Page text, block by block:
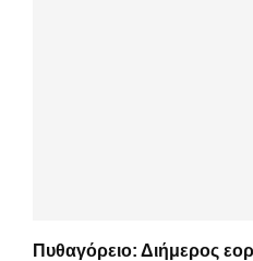
Πυθαγόρειο: Διήμερος